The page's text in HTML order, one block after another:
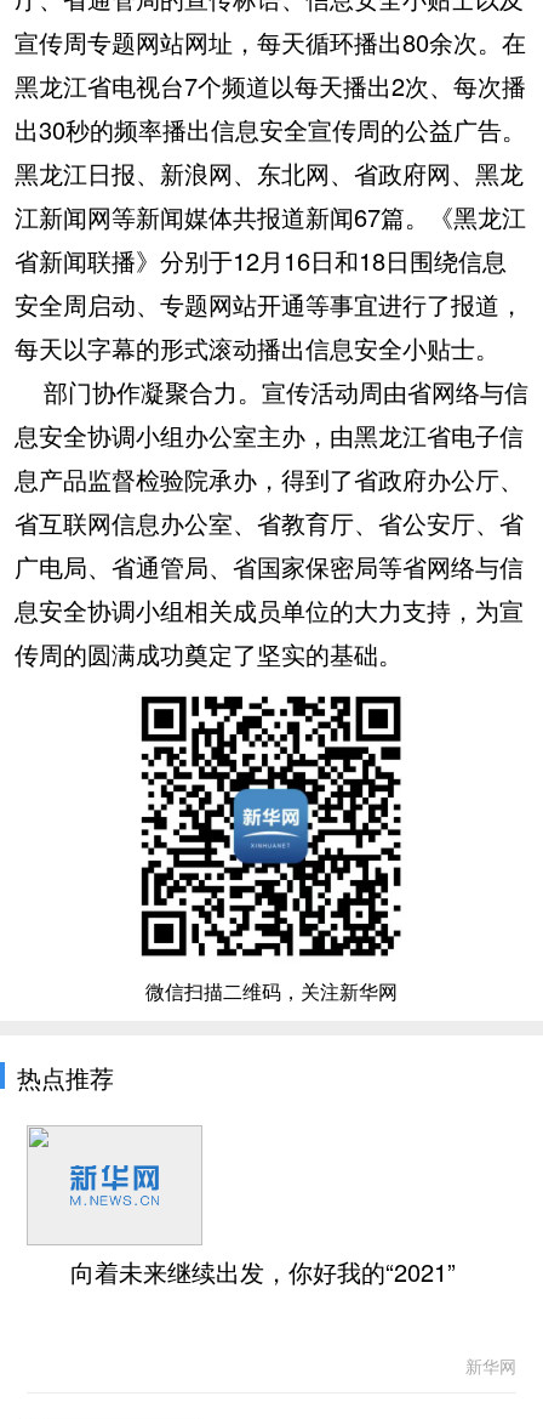
宣传周专题网站网址，每天循环播出80余次。在
黑龙江省电视台7个频道以每天播出2次、每次播
出30秒的频率播出信息安全宣传周的公益广告。
黑龙江日报、新浪网、东北网、省政府网、黑龙
江新闻网等新闻媒体共报道新闻67篇。《黑龙江
省新闻联播》分别于12月16日和18日围绕信息
安全周启动、专题网站开通等事宜进行了报道，
每天以字幕的形式滚动播出信息安全小贴士。
部门协作凝聚合力。宣传活动周由省网络与信
息安全协调小组办公室主办，由黑龙江省电子信
息产品监督检验院承办，得到了省政府办公厅、
省互联网信息办公室、省教育厅、省公安厅、省
广电局、省通管局、省国家保密局等省网络与信
息安全协调小组相关成员单位的大力支持，为宣
传周的圆满成功奠定了坚实的基础。
微信扫描二维码，关注新华网
热点推荐
向着未来继续出发，你好我的“2021”
新华网